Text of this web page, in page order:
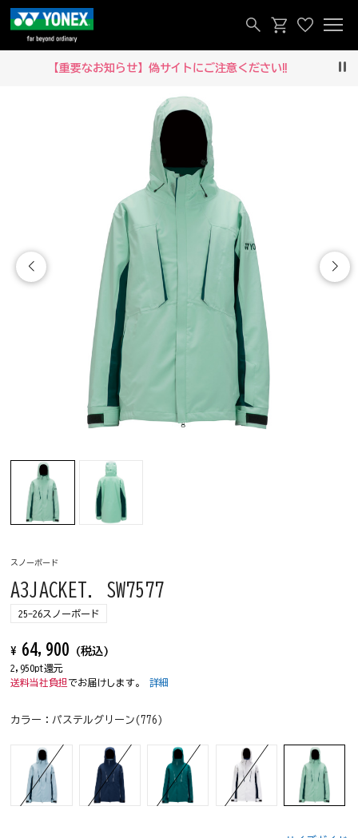
【重要なお知らせ】偽サイトにご注意ください‼
スノーボード
A3JACKET. SW7577
25-26スノーボード
¥ 64,900 (税込)
2,950pt還元
送料当社負担 でお届けします。詳細
カラー： パステルグリーン(776)